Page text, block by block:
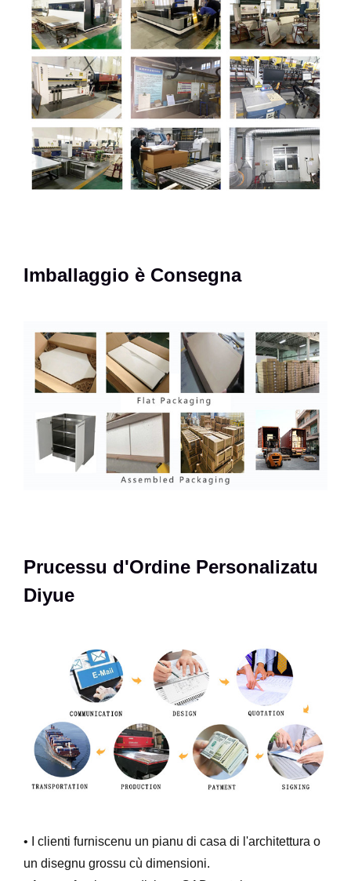
Imballaggio è Consegna
Prucessu d'Ordine Personalizatu
Diyue
• I clienti furniscenu un pianu di casa di l'architettura o
un disegnu grossu cù dimensioni.